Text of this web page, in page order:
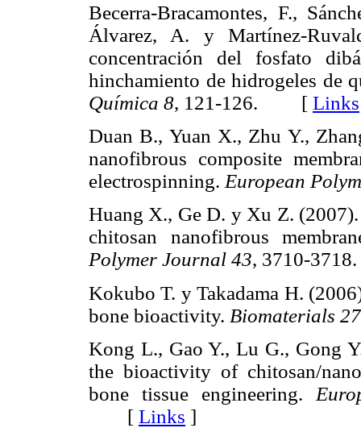
Becerra-Bracamontes, F.,
Álvarez, A. y Martínez-
concentración del fosfato
hinchamiento de hidrogeles de
Química 8, 121-126. [ Links
Duan B., Yuan X., Zhu Y.,
nanofibrous composite
electrospinning. European
Huang X., Ge D. y Xu Z.
chitosan nanofibrous
Polymer Journal 43, 3710-
Kokubo T. y Takadama H.
bone bioactivity. Biomaterials 27
Kong L., Gao Y., Lu G., Gong
the bioactivity of chitosan/
bone tissue engineering.
[ Links ]